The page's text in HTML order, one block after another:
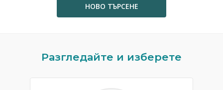
НОВО ТЪРСЕНЕ
Разгледайте и изберете